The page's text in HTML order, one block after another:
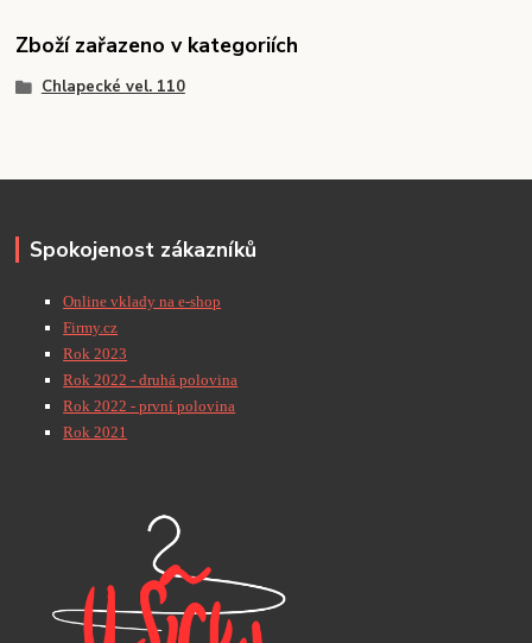
Zboží zařazeno v kategoriích
Chlapecké vel. 110
Spokojenost zákazníků
Online vklady na e-shop
Firmy.cz
Rok 2023
Rok 2022 - druhá polovina
Rok 2022 - první polovina
Rok 2021